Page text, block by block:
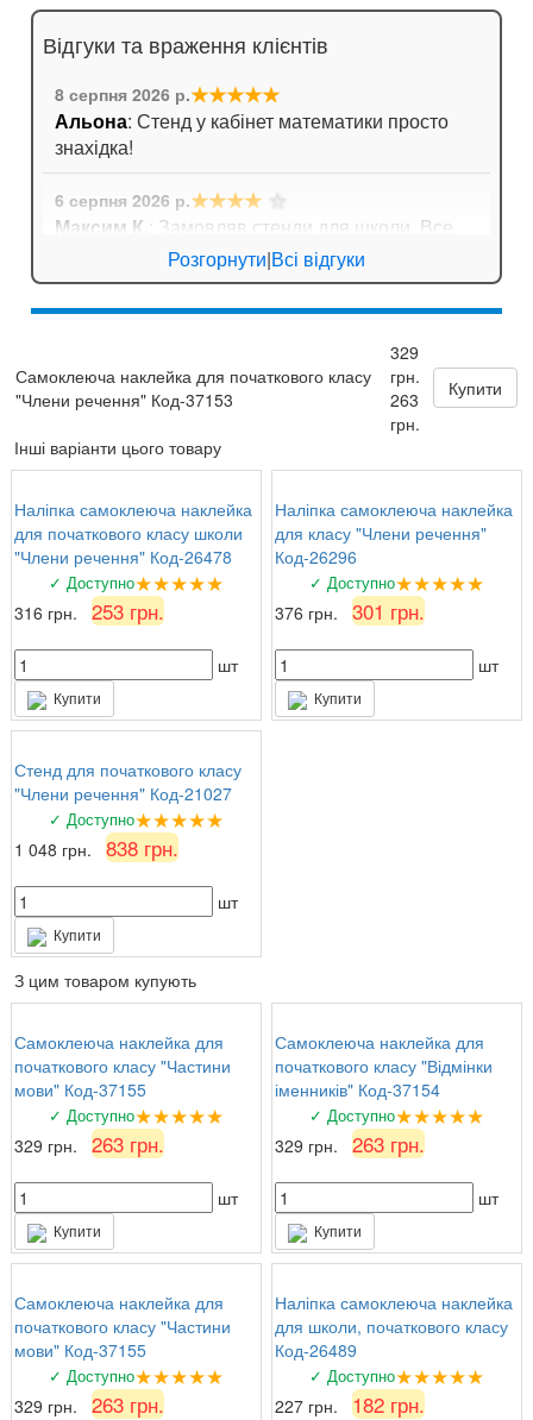
Відгуки та враження клієнтів
8 серпня 2026 р.★★★★★
Альона: Стенд у кабінет математики просто
знахідка!
6 серпня 2026 р.★★★★ ☆
Максим К. : Замовляв стенди для школи. Все
приїхало дуже оперативно, навіть не довелося
довго чекати!
: Довго шукали плакати з
формулами для кабінету математики. Тут
знайшли ідеальний варіант!
Розгорнути|Всі відгуки
Самоклеюча наклейка для початкового класу
"Члени речення" Код-37153
329
грн.
263
грн.
Купити
Інші варіанти цього товару
Наліпка самоклеюча наклейка
для початкового класу школи
"Члени речення" Код-26478
✓ Доступно★★★★★
316 грн. 253 грн.
шт
Купити
Наліпка самоклеюча наклейка
для класу "Члени речення"
Код-26296
✓ Доступно★★★★★
376 грн. 301 грн.
шт
Купити
Стенд для початкового класу
"Члени речення" Код-21027
✓ Доступно★★★★★
1 048 грн. 838 грн.
шт
Купити
З цим товаром купують
Самоклеюча наклейка для
початкового класу "Частини
мови" Код-37155
✓ Доступно★★★★★
329 грн. 263 грн.
шт
Купити
Самоклеюча наклейка для
початкового класу "Відмінки
іменників" Код-37154
✓ Доступно★★★★★
329 грн. 263 грн.
шт
Купити
Самоклеюча наклейка для
початкового класу "Частини
мови" Код-37155
✓ Доступно★★★★★
329 грн. 263 грн.
Наліпка самоклеюча наклейка
для школи, початкового класу
Код-26489
✓ Доступно★★★★★
227 грн. 182 грн.